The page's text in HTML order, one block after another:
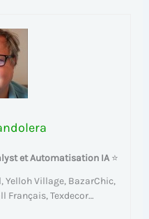
et Automatisation IA⭐
Yelloh Village, BazarChic,
Français, Texdecor…